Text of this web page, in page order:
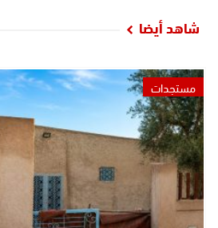
شاهد أيضا
مستجدات